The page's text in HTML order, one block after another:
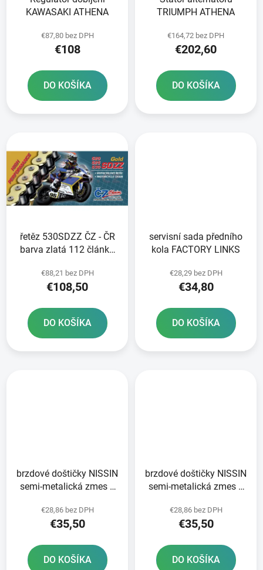
KAWASAKI ATHENA
€87,80 bez DPH
€108
DO KOŠÍKA
TRIUMPH ATHENA
€164,72 bez DPH
€202,60
DO KOŠÍKA
řetěz 530SDZZ ČZ - ČR
barva zlatá 112 článků
RIVET
€88,21 bez DPH
€108,50
DO KOŠÍKA
servisní sada předního
kola FACTORY LINKS
€28,29 bez DPH
€34,80
DO KOŠÍKA
brzdové doštičky NISSIN
semi-metalická zmes 2
€28,86 bez DPH
€35,50
DO KOŠÍKA
brzdové doštičky NISSIN
semi-metalická zmes 2
€28,86 bez DPH
€35,50
DO KOŠÍKA